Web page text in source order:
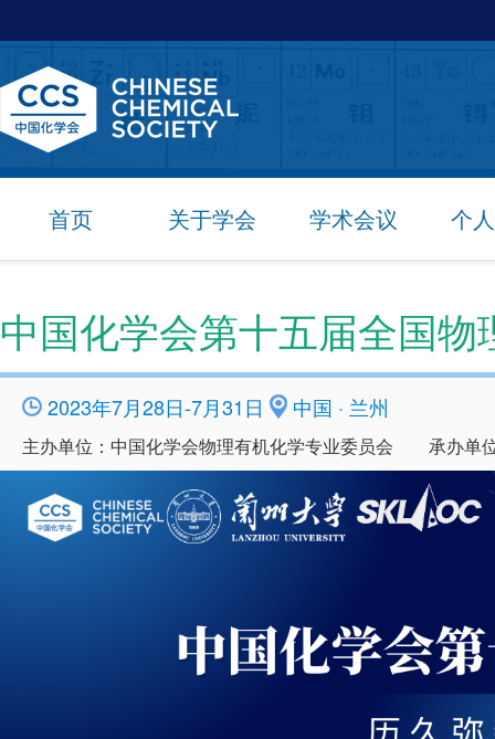
首页 关于学会 学术会议 个
中国化学会第十五届全国
2023年7月28日-7月31日 中国 · 兰州
主办单位：中国化学会物理有机化学专业委员会 承办单